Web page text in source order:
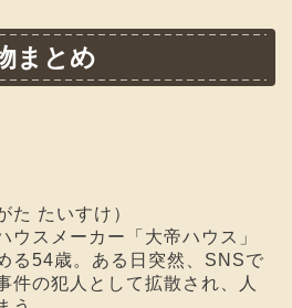
まとめ
た たいすけ）
スメーカー「大帝ハウス」
る54歳。ある日突然、SNSで
件の犯人として拡散され、人